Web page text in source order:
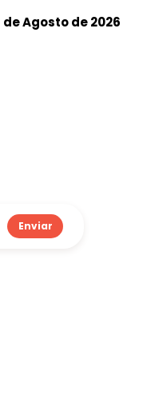
Agosto de 2026
Enviar